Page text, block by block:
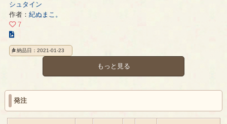
シュタイン
作者： 紀ぬまこ。
7
の
イ
ペ
納品日：2021-01-23
もっと見る
発注